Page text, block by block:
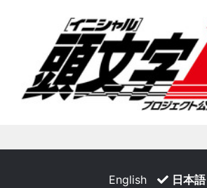
English 日本語